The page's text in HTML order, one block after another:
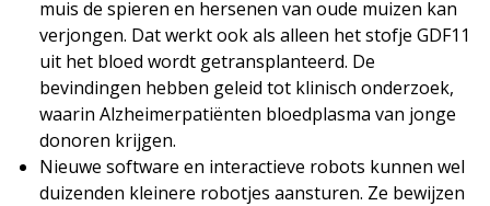
muis de spieren en hersenen van oude muizen kan
verjongen. Dat werkt ook als alleen het stofje GDF11
uit het bloed wordt getransplanteerd. De
bevindingen hebben geleid tot klinisch onderzoek,
waarin Alzheimerpatiënten bloedplasma van jonge
donoren krijgen.
Nieuwe software en interactieve robots kunnen wel
duizenden kleinere robotjes aansturen. Ze bewijzen